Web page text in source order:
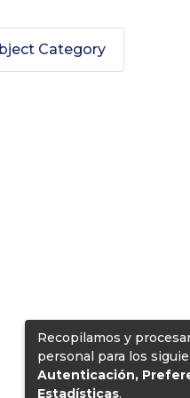
Category
Subject
Recopilamos y
personal para los
Autenticación,
Estadísticas.